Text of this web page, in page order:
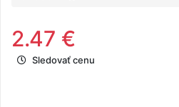
2.47 €
Sledovať cenu